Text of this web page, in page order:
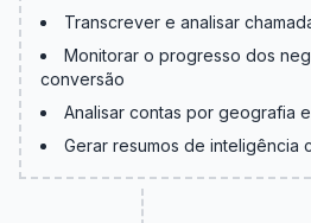
Transcrever e analisar
Monitorar o progresso dos
conversão
Analisar contas por geografia
Gerar resumos de inteligência